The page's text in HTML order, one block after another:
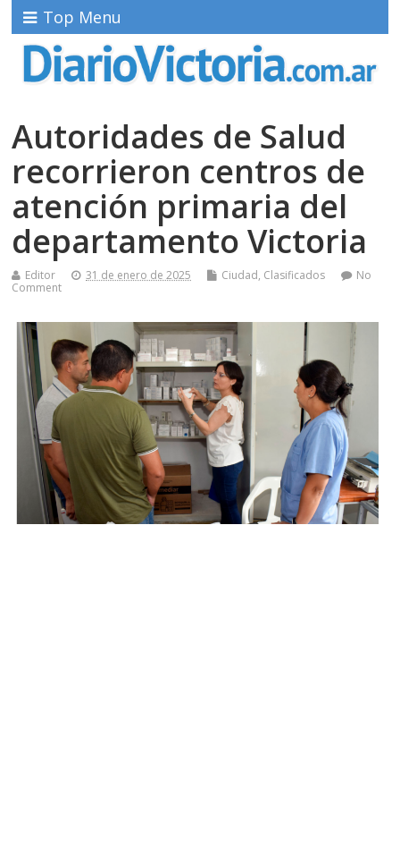
Top Menu
Autoridades de Salud
recorrieron centros de
atención primaria del
departamento Victoria
Editor 31 de enero de 2025 Ciudad, Clasificados
No
Comment